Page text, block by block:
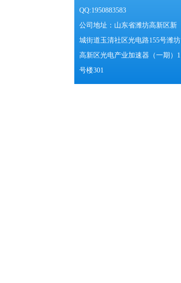
QQ:1950883583
公司地址：山东省潍坊高新区新
城街道玉清社区光电路155号潍坊
高新区光电产业加速器（一期）1
号楼301